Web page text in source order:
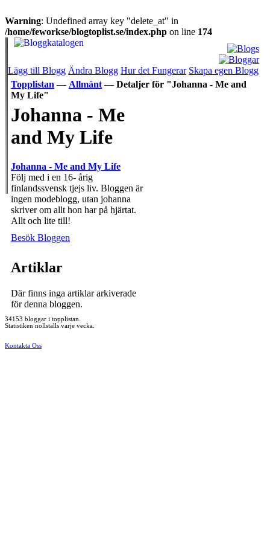
Warning: Undefined array key "delete_at" in
/home/feworkse/blogtoplist.se/index.php on line 174
Lägg till Blogg Ändra Blogg Hur det Fungerar Skapa egen Blogg
Topplistan — Allmänt — Detaljer för "Johanna - Me and
My Life"
Johanna - Me
and My Life
Johanna - Me and My Life
Följ med i en 16- årig
finlandssvensk tjejs liv. Bloggen är
ingen modeblogg, utan johanna
skriver om allt hon har på hjärtat.
Allt och lite till!
Besök Bloggen
Artiklar
Där finns inga artiklar arkiverade
för denna bloggen.
34153 bloggar i topplistan.
Statistiken nollställs varje vecka.
Kontakta Oss